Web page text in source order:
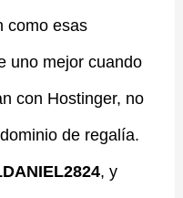
como esas
uno mejor cuando
con Hostinger, no
de regalía.
, y